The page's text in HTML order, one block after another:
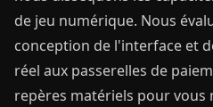
de jeu numérique. Nous
conception de l'interface et
réel aux passerelles de
repères matériels pour